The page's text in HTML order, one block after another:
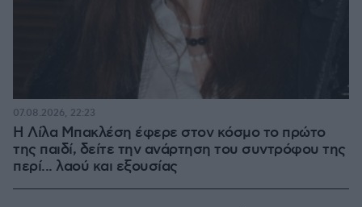
Η Λίλα Μπακλέση έφερε στον κόσμο το πρώτο
της παιδί, δείτε την ανάρτηση του συντρόφου της
περί... λαού και εξουσίας
07.08.2026, 22:23